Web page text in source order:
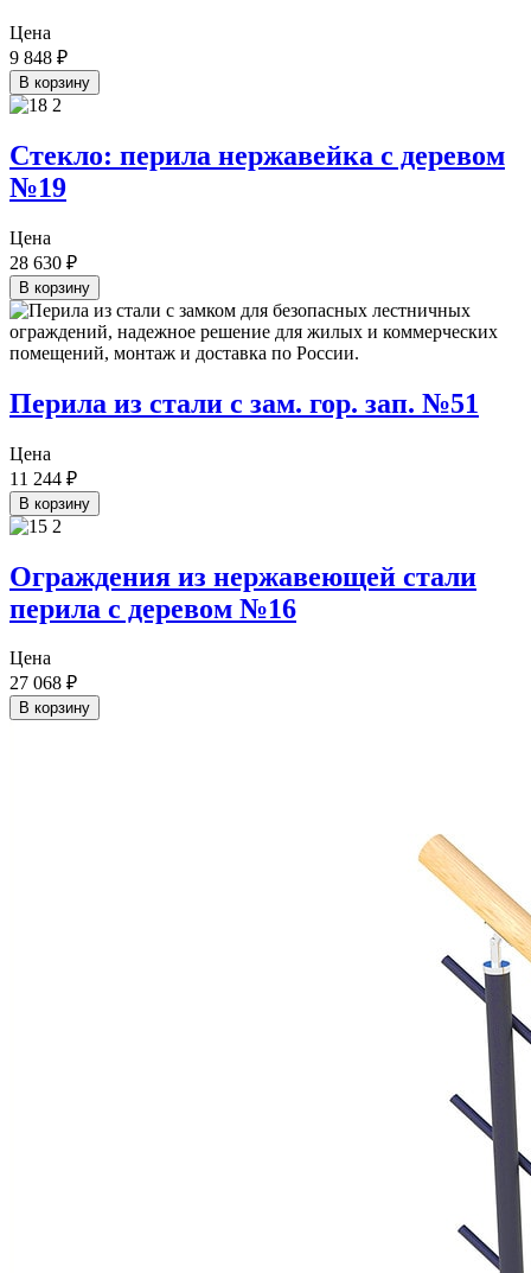
Цена
9 848 ₽
В корзину
Стекло: перила нержавейка с деревом
№19
Цена
28 630 ₽
В корзину
Перила из стали с зам. гор. зап. №51
Цена
11 244 ₽
В корзину
Ограждения из нержавеющей стали
перила с деревом №16
Цена
27 068 ₽
В корзину